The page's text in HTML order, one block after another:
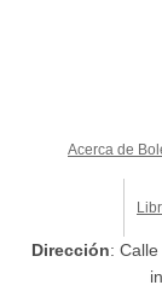
Acerca de
Dirección: